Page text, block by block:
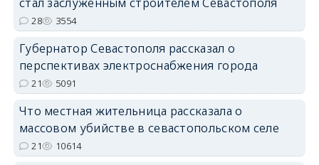
стал заслуженным строителем Севастополя
28 3554
Губернатор Севастополя рассказал о
перспективах электроснабжения города
21 5091
Что местная жительница рассказала о
массовом убийстве в севастопольском селе
21 10614